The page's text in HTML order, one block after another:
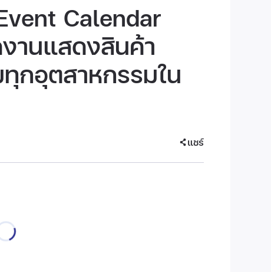
Calendar
านแสดงสินค้า
กอุตสาหกรรมใน
แชร์